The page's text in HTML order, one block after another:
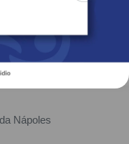
Servicios En Línea
Nápoles